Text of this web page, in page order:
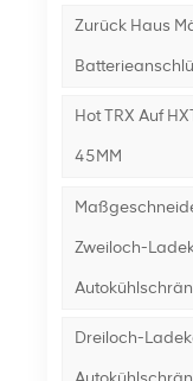
Zurück Haus
Hot TRX Auf
45MM
Zweiloch-
Dreiloch-